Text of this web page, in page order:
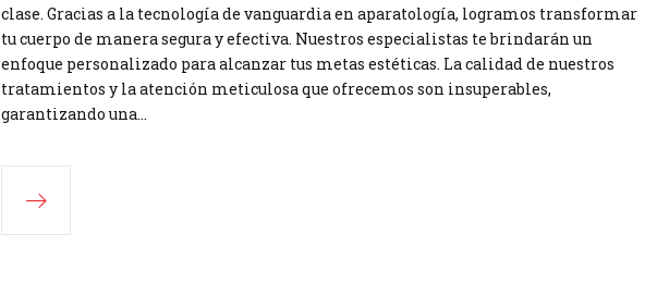
clase. Gracias a la tecnología de vanguardia en aparatología, logramos transformar
tu cuerpo de manera segura y efectiva. Nuestros especialistas te brindarán un
enfoque personalizado para alcanzar tus metas estéticas. La calidad de nuestros
tratamientos y la atención meticulosa que ofrecemos son insuperables,
garantizando una…